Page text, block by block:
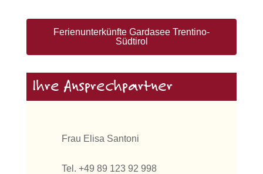
Ferienunterkünfte Gardasee Trentino-
Südtirol
Ihre Ansprechpartner
Frau Elisa Santoni
Tel. +49 89 123 92 998